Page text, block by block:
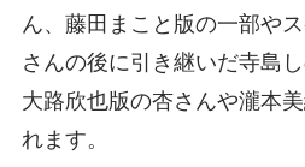
ん、藤田まこと版の一部や
さんの後に引き継いだ寺島
大路欣也版の杏さんや瀧本
れます。